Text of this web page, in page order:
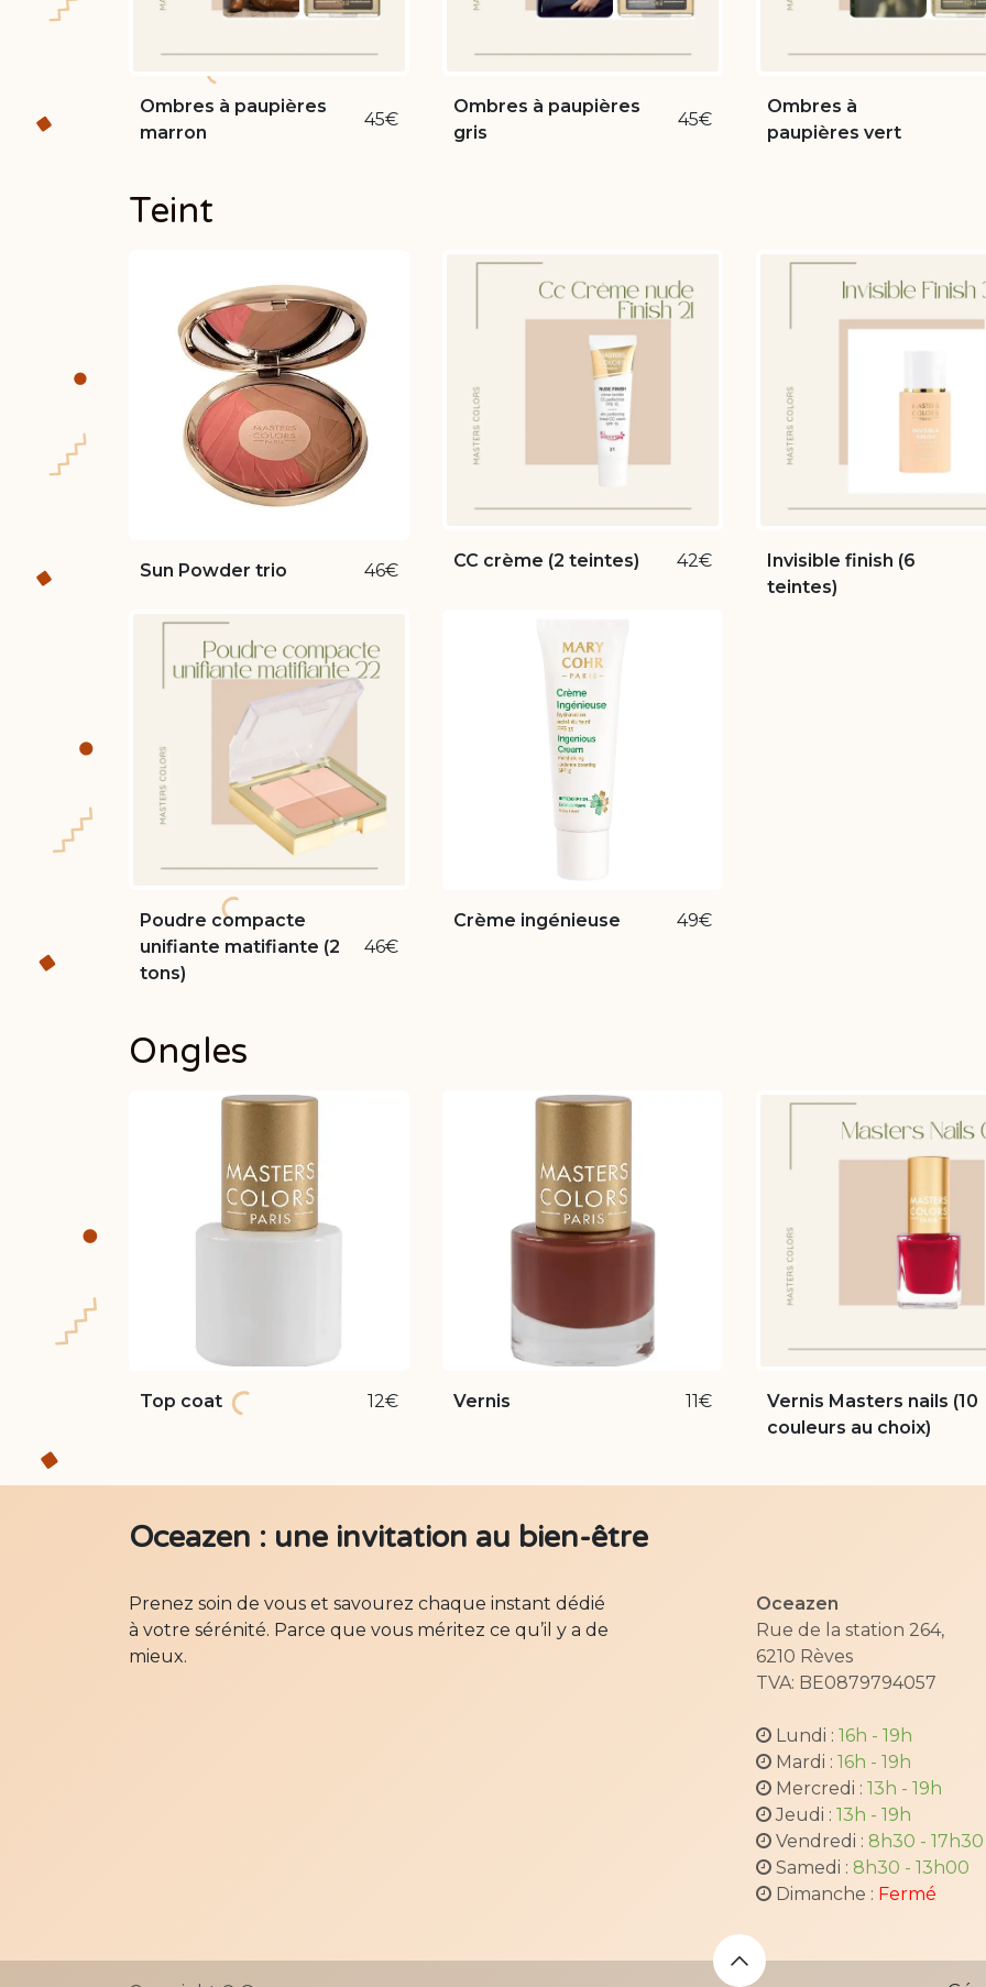
Ombres à paupières
marron
45€
Ombres à paupières
gris
45€
Ombres à
paupières vert
Teint
Sun Powder trio 46€ CC crème (2 teintes) 42€
Invisible finish (6
teintes)
Poudre compacte
unifiante matifiante (2
tons)
46€
Crème ingénieuse 49€
Ongles
Top coat 12€ Vernis 11€
Vernis Masters nails (10
couleurs au choix)
Oceazen : une invitation au bien-être
Prenez soin de vous et savourez chaque instant dédié
à votre sérénité. Parce que vous méritez ce qu’il y a de
mieux.
Oceazen
Rue de la station 264,
6210 Rèves
TVA: BE0879794057
Lundi : 16h - 19h
Mardi : 16h - 19h
Mercredi : 13h - 19h
Jeudi : 13h - 19h
Vendredi : 8h30 - 17h30
​ Samedi : 8h30 - 13h00
​ Dimanche : Fermé